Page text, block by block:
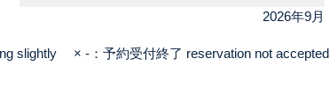
2026年9月
slightly × -：予約受付終了 reservation not accepted